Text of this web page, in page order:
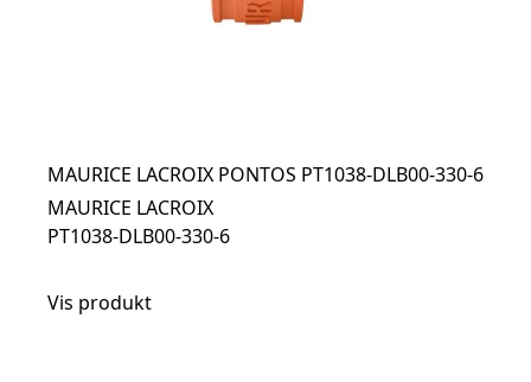
MAURICE LACROIX PONTOS PT1038-DLB00-330-6
MAURICE LACROIX
PT1038-DLB00-330-6
Vis produkt